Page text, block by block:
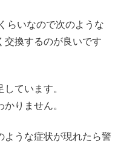
らいなので次のような
交換するのが良いです
ています。
りません。
ような症状が現れたら警